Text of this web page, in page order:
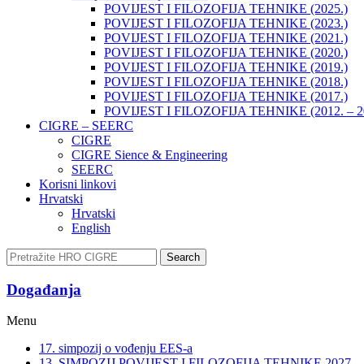
POVIJEST I FILOZOFIJA TEHNIKE (2025.)
POVIJEST I FILOZOFIJA TEHNIKE (2023.)
POVIJEST I FILOZOFIJA TEHNIKE (2021.)
POVIJEST I FILOZOFIJA TEHNIKE (2020.)
POVIJEST I FILOZOFIJA TEHNIKE (2019.)
POVIJEST I FILOZOFIJA TEHNIKE (2018.)
POVIJEST I FILOZOFIJA TEHNIKE (2017.)
POVIJEST I FILOZOFIJA TEHNIKE (2012. –
CIGRE – SEERC
CIGRE
CIGRE Sience & Engineering
SEERC
Korisni linkovi
Hrvatski
Hrvatski
English
Search
Događanja​
Menu
17. simpozij o vođenju EES-a